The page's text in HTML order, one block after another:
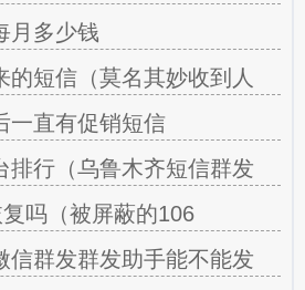
月多少钱
的短信（莫名其妙收到人
一直有促销短信
排行（乌鲁木齐短信群发
吗（被屏蔽的106
信群发群发助手能不能发